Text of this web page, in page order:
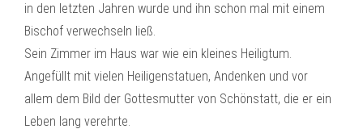
in den letzten Jahren wurde und ihn schon mal mit einem
Bischof verwechseln ließ.
Sein Zimmer im Haus war wie ein kleines Heiligtum.
Angefüllt mit vielen Heiligenstatuen, Andenken und vor
allem dem Bild der Gottesmutter von Schönstatt, die er ein
Leben lang verehrte.